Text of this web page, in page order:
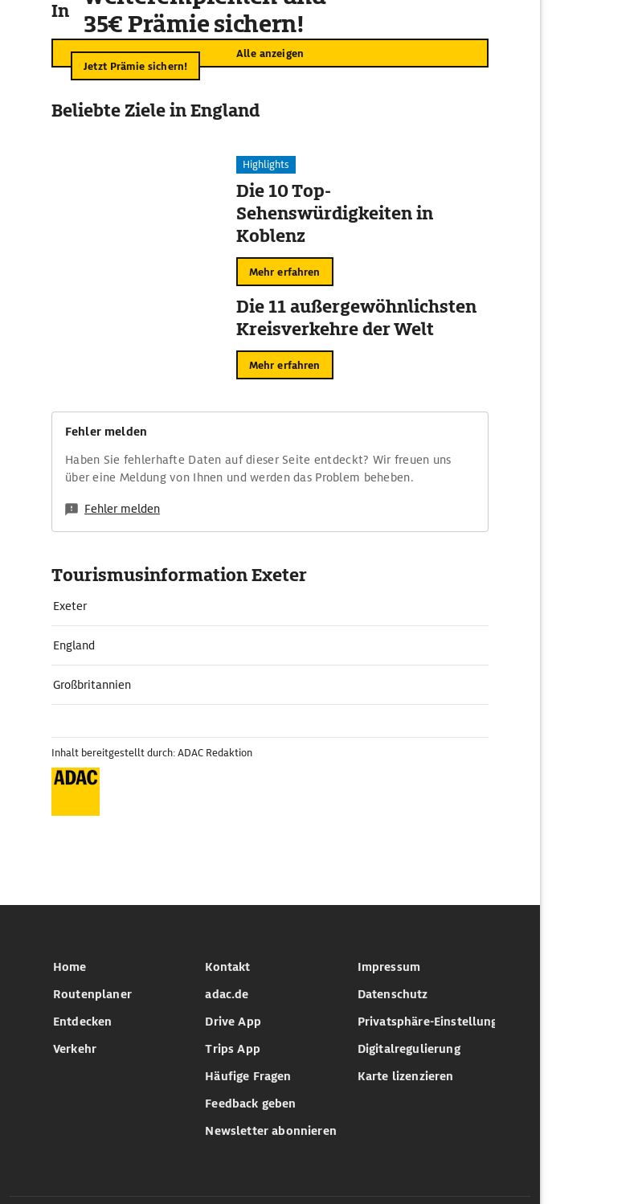
In der Umgebung
Alle anzeigen
35€ Prämie sichern!
Jetzt Prämie sichern!
Beliebte Ziele in England
Highlights
Die 10 Top-
Sehenswürdigkeiten in
Koblenz
Mehr erfahren
Die 11 außergewöhnlichsten
Kreisverkehre der Welt
Mehr erfahren
Fehler melden
Haben Sie fehlerhafte Daten auf dieser Seite entdeckt? Wir freuen uns
über eine Meldung von Ihnen und werden das Problem beheben.
Fehler melden
Tourismusinformation Exeter
Exeter
England
Großbritannien
Inhalt bereitgestellt durch: ADAC Redaktion
Home
Routenplaner
Entdecken
Verkehr
Kontakt
adac.de
Drive App
Trips App
Häufige Fragen
Feedback geben
Newsletter abonnieren
Impressum
Datenschutz
Privatsphäre-Einstellungen
Digitalregulierung
Karte lizenzieren